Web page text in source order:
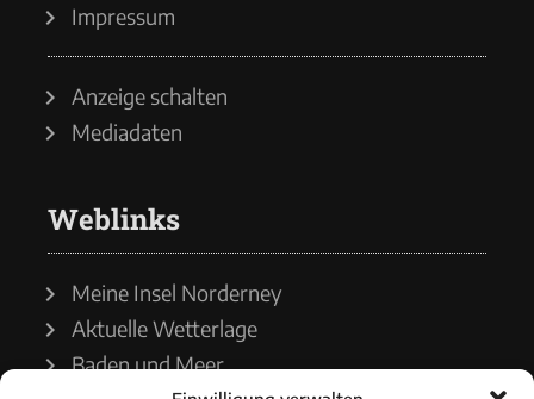
Impressum
Anzeige schalten
Mediadaten
Weblinks
Meine Insel Norderney
Aktuelle Wetterlage
Baden und Meer